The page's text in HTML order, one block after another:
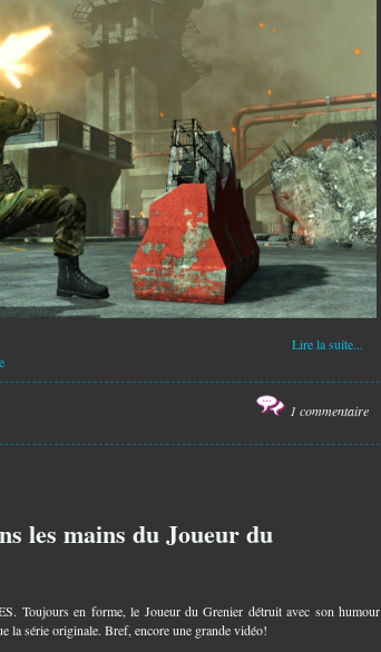
Lire la suite...
1 commentaire
les mains du Joueur du
Toujours en forme, le Joueur du Grenier détruit avec son humour
la série originale. Bref, encore une grande vidéo!